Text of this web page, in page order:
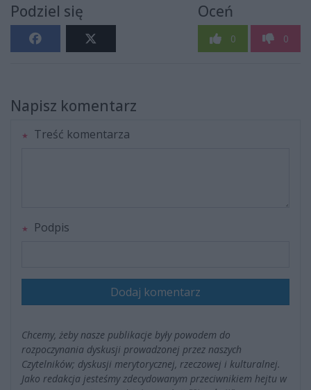
Podziel się Oceń
0 0
Napisz komentarz
Treść komentarza
Podpis
Dodaj komentarz
Chcemy, żeby nasze publikacje były powodem do
rozpoczynania dyskusji prowadzonej przez naszych
Czytelników; dyskusji merytorycznej, rzeczowej i kulturalnej.
Jako redakcja jesteśmy zdecydowanym przeciwnikiem hejtu w